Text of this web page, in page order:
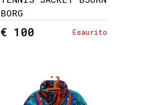
BORG
€ 100 Esaurito